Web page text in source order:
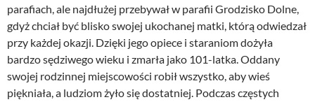
parafiach, ale najdłużej przebywał w parafii Grodzisko Dolne,
gdyż chciał być blisko swojej ukochanej matki, którą odwiedzał
przy każdej okazji. Dzięki jego opiece i staraniom dożyła
bardzo sędziwego wieku i zmarła jako 101-latka. Oddany
swojej rodzinnej miejscowości robił wszystko, aby wieś
piękniała, a ludziom żyło się dostatniej. Podczas częstych